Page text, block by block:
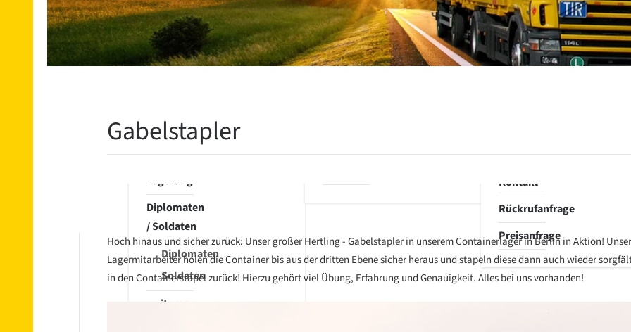
Europa
Übersee
Export
nach
Übersee
Lagerung
Diplomaten
/ Soldaten
Diplomaten
Soldaten
weiterer
Lagerung
Aktenlagerung
Qualitätsverpflichtung
Umweltbewusstsein
Corporate
Aktuelles
Kontakt
Rückrufanfrage
Preisanfrage
Gabelstapler
Hoch hinaus und sicher zurück: Unser großer Hertling - Gabelstapler in unserem Containerlager in Berlin in Aktion!
Lagermitarbeiter holen die Container bis aus der dritten Ebene sicher heraus und stapeln diese dann auch wieder
in den Containerstapel zurück! Hierzu gehört viel Übung, Erfahrung und Genauigkeit. Alles bei uns vorhanden!